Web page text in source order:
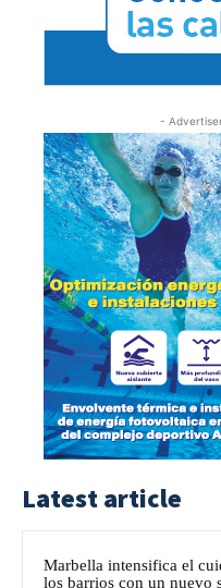
-
Latest article
Marbella intensifica el
los barrios con un nuevo